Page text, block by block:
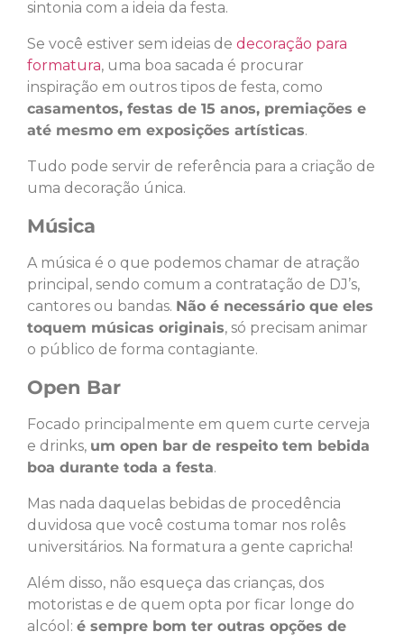
sintonia com a ideia da festa.
Se você estiver sem ideias de decoração para
formatura, uma boa sacada é procurar
inspiração em outros tipos de festa, como
casamentos, festas de 15 anos, premiações e
até mesmo em exposições artísticas.
Tudo pode servir de referência para a criação de
uma decoração única.
Música
A música é o que podemos chamar de atração
principal, sendo comum a contratação de DJ’s,
cantores ou bandas. Não é necessário que eles
toquem músicas originais, só precisam animar
o público de forma contagiante.
Open Bar
Focado principalmente em quem curte cerveja
e drinks, um open bar de respeito tem bebida
boa durante toda a festa.
Mas nada daquelas bebidas de procedência
duvidosa que você costuma tomar nos rolês
universitários. Na formatura a gente capricha!
Além disso, não esqueça das crianças, dos
motoristas e de quem opta por ficar longe do
alcóol: é sempre bom ter outras opções de